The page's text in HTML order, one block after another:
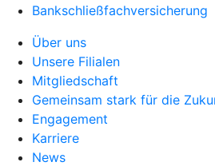
Bankschließfachversicherung
Über uns
Unsere Filialen
Mitgliedschaft
Gemeinsam stark für die
Engagement
Karriere
News